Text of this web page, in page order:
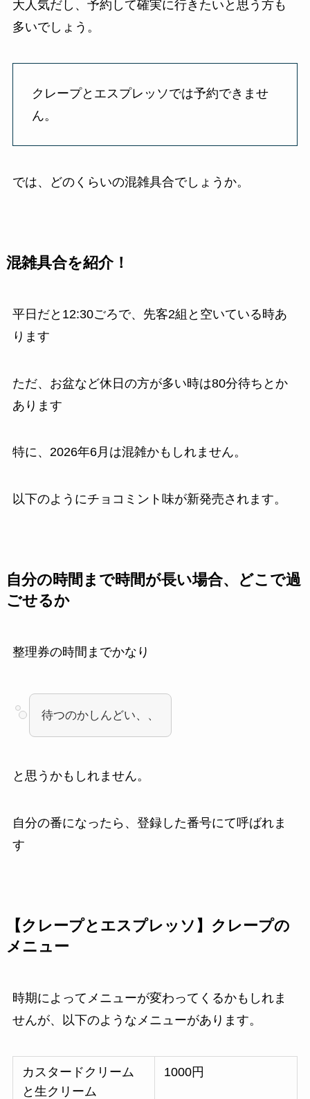
大人気だし、予約して確実に行きたいと思う方も
多いでしょう。
クレープとエスプレッソでは予約できませ
ん。
では、どのくらいの混雑具合でしょうか。
混雑具合を紹介！
平日だと12:30ごろで、先客2組と空いている時あ
ります
ただ、お盆など休日の方が多い時は80分待ちとか
あります
特に、2026年6月は混雑かもしれません。
以下のようにチョコミント味が新発売されます。
自分の時間まで時間が長い場合、どこで過
ごせるか
整理券の時間までかなり
待つのかしんどい、、
と思うかもしれません。
自分の番になったら、登録した番号にて呼ばれま
す
【クレープとエスプレッソ】クレープの
メニュー
時期によってメニューが変わってくるかもしれま
せんが、以下のようなメニューがあります。
カスタードクリーム
と生クリーム
1000円